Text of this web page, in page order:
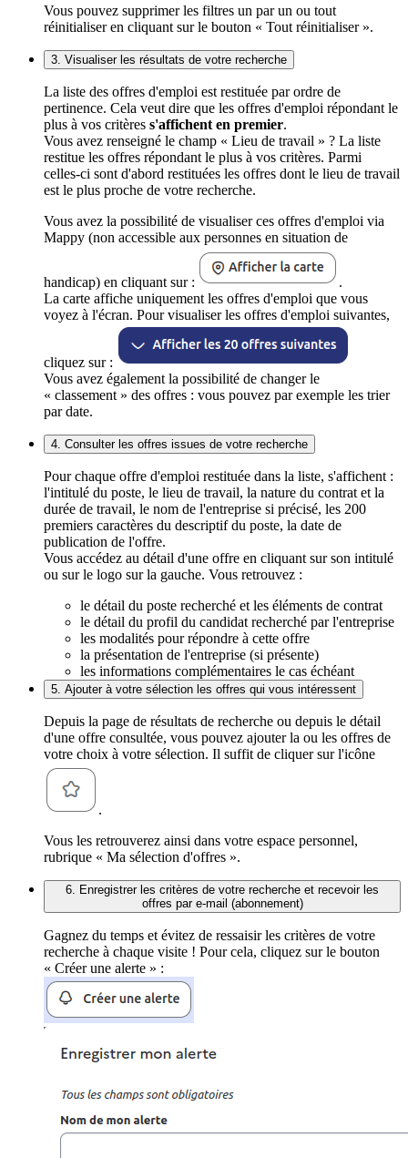
Vous pouvez supprimer les filtres un par un ou tout
réinitialiser en cliquant sur le bouton « Tout réinitialiser ».
3. Visualiser les résultats de votre recherche
La liste des offres d'emploi est restituée par ordre de
pertinence. Cela veut dire que les offres d'emploi répondant le
plus à vos critères s'affichent en premier.
Vous avez renseigné le champ « Lieu de travail » ? La liste
restitue les offres répondant le plus à vos critères. Parmi
celles-ci sont d'abord restituées les offres dont le lieu de travail
est le plus proche de votre recherche.
Vous avez la possibilité de visualiser ces offres d'emploi via
Mappy (non accessible aux personnes en situation de
handicap) en cliquant sur :
.
La carte affiche uniquement les offres d'emploi que vous
voyez à l'écran. Pour visualiser les offres d'emploi suivantes,
cliquez sur :
Vous avez également la possibilité de changer le
« classement » des offres : vous pouvez par exemple les trier
par date.
4. Consulter les offres issues de votre recherche
Pour chaque offre d'emploi restituée dans la liste, s'affichent :
l'intitulé du poste, le lieu de travail, la nature du contrat et la
durée de travail, le nom de l'entreprise si précisé, les 200
premiers caractères du descriptif du poste, la date de
publication de l'offre.
Vous accédez au détail d'une offre en cliquant sur son intitulé
ou sur le logo sur la gauche. Vous retrouvez :
le détail du poste recherché et les éléments de contrat
le détail du profil du candidat recherché par l'entreprise
les modalités pour répondre à cette offre
la présentation de l'entreprise (si présente)
les informations complémentaires le cas échéant
5. Ajouter à votre sélection les offres qui vous intéressent
Depuis la page de résultats de recherche ou depuis le détail
d'une offre consultée, vous pouvez ajouter la ou les offres de
votre choix à votre sélection. Il suffit de cliquer sur l'icône
.
Vous les retrouverez ainsi dans votre espace personnel,
rubrique « Ma sélection d'offres ».
6. Enregistrer les critères de votre recherche et recevoir les
offres par e-mail (abonnement)
Gagnez du temps et évitez de ressaisir les critères de votre
recherche à chaque visite ! Pour cela, cliquez sur le bouton
« Créer une alerte » :